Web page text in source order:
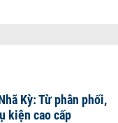
Kỳ: Từ phân phối,
kiện cao cấp